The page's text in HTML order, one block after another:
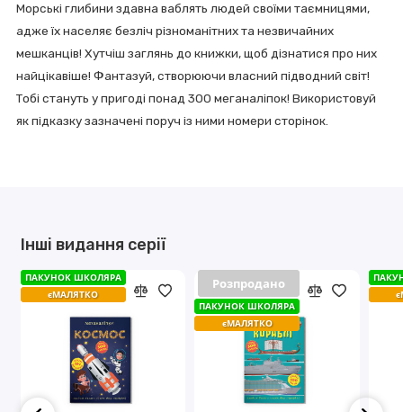
Морські глибини здавна ваблять людей своїми таємницями,
адже їх населяє безліч різноманітних та незвичайних
мешканців! Хутчіш заглянь до книжки, щоб дізнатися про них
найцікавіше! Фантазуй, ​​створюючи власний підводний світ!
Тобі стануть у пригоді понад 300 меганаліпок! Використовуй
як підказку зазначені поруч із ними номери сторінок.
Інші видання серії
ПАКУНОК ШКОЛЯРА
єМАЛЯТКО
ПАКУНОК ШКОЛЯРА
єМАЛЯТКО
Розпродано
ПАКУНОК ШКОЛЯРА
єМАЛЯТКО
Розпродано
ПАКУНОК ШКОЛЯРА
єМАЛЯТКО